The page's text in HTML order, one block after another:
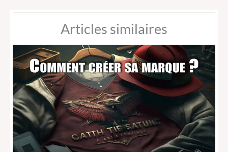
Articles similaires